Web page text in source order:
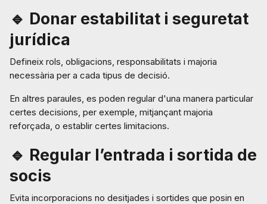
🔹 Donar estabilitat i seguretat
jurídica
Defineix rols, obligacions, responsabilitats i majoria
necessària per a cada tipus de decisió.
En altres paraules, es poden regular d'una manera particular
certes decisions, per exemple, mitjançant majoria
reforçada, o establir certes limitacions.
🔹 Regular l’entrada i sortida de
socis
Evita incorporacions no desitjades i sortides que posin en